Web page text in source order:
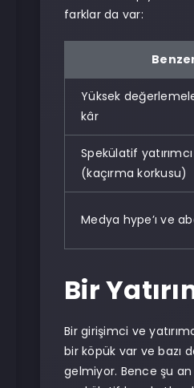
farklar da var:
Yüksek
kâr
Spekülatif
(kaçırma korkusu)
Medya hype’ı ve
Bir
Bir girişimci ve
bir köpük var ve bazı
gelmiyor. Bence şu an